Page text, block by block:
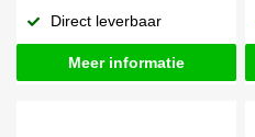
Direct leverbaar
Meer informatie